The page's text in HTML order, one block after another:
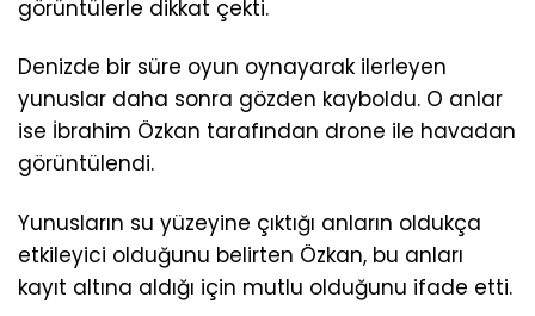
görüntülerle dikkat çekti.
Denizde bir süre oyun oynayarak ilerleyen
yunuslar daha sonra gözden kayboldu. O anlar
ise İbrahim Özkan tarafından drone ile havadan
görüntülendi.
Yunusların su yüzeyine çıktığı anların oldukça
etkileyici olduğunu belirten Özkan, bu anları
kayıt altına aldığı için mutlu olduğunu ifade etti.